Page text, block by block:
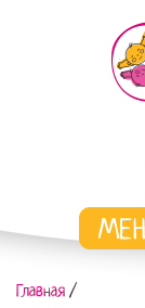
Главная /